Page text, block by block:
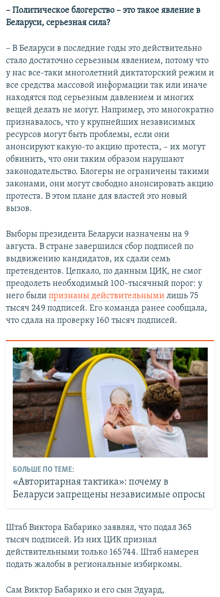
– Политическое блогерство – это такое явление в
Беларуси, серьезная сила?
– В Беларуси в последние годы это действительно
стало достаточно серьезным явлением, потому что
у нас все-таки многолетний диктаторский режим и
все средства массовой информации так или иначе
находятся под серьезным давлением и многих
вещей делать не могут. Например, это многократно
признавалось, что у крупнейших независимых
ресурсов могут быть проблемы, если они
анонсируют какую-то акцию протеста, – их могут
обвинить, что они таким образом нарушают
законодательство. Блогеры не ограничены такими
законами, они могут свободно анонсировать акцию
протеста. В этом плане для властей это новый
вызов.
Выборы президента Беларуси назначены на 9
августа. В стране завершился сбор подписей по
выдвижению кандидатов, их сдали семь
претендентов. Цепкало, по данным ЦИК, не смог
преодолеть необходимый 100-тысячный порог: у
него были признаны действительными лишь 75
тысяч 249 подписей. Его команда ранее сообщала,
что сдала на проверку 160 тысяч подписей.
БОЛЬШЕ ПО ТЕМЕ:
«Авторитарная тактика»: почему в
Беларуси запрещены независимые опросы
Штаб Виктора Бабарико заявлял, что подал 365
тысяч подписей. Из них ЦИК признал
действительными только 165 744. Штаб намерен
подать жалобы в региональные избиркомы.
Сам Виктор Бабарико и его сын Эдуард,